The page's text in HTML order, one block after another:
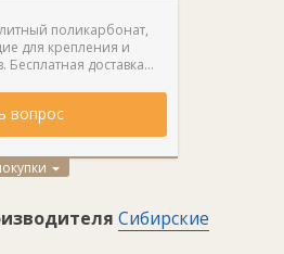
поликарбонат,
для крепления и
доставка...
вопрос
Сибирские